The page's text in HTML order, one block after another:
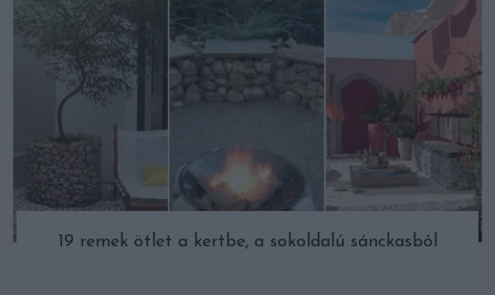
19 remek ötlet a kertbe, a sokoldalú sánckasból